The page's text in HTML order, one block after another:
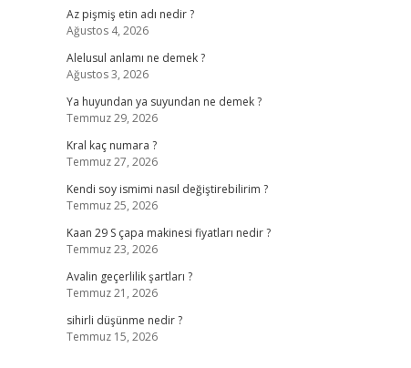
Az pişmiş etin adı nedir ?
Ağustos 4, 2026
Alelusul anlamı ne demek ?
Ağustos 3, 2026
Ya huyundan ya suyundan ne demek ?
Temmuz 29, 2026
Kral kaç numara ?
Temmuz 27, 2026
Kendi soy ismimi nasıl değiştirebilirim ?
Temmuz 25, 2026
Kaan 29 S çapa makinesi fiyatları nedir ?
Temmuz 23, 2026
Avalin geçerlilik şartları ?
Temmuz 21, 2026
sihirli düşünme nedir ?
Temmuz 15, 2026